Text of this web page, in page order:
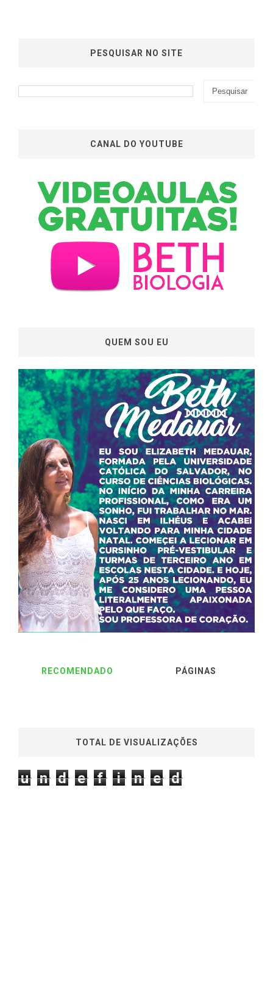
PESQUISAR NO SITE
CANAL DO YOUTUBE
QUEM SOU EU
RECOMENDADO PÁGINAS
TOTAL DE VISUALIZAÇÕES
u n d e f i n e d